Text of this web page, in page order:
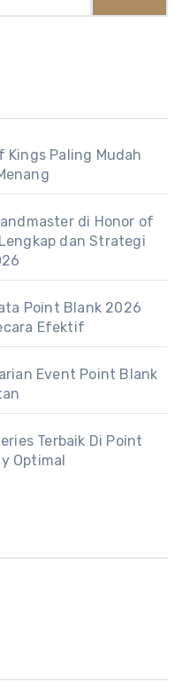
Kings Paling Mudah
di Honor of
dan Strategi
Point Blank 2026
Efektif
Event Point Blank
Terbaik Di Point
Optimal